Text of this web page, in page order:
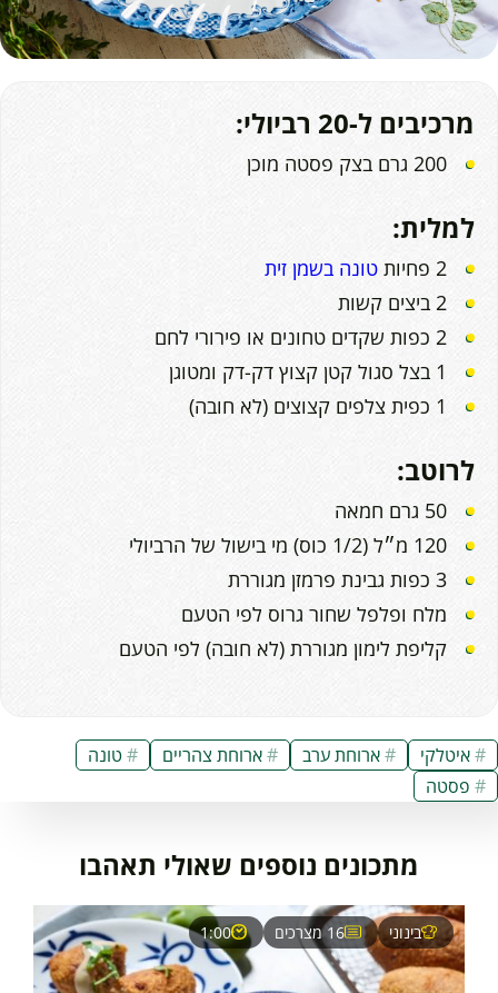
מרכיבים ל-20 רביולי:
200 גרם בצק פסטה מוכן
למלית:
2 פחיות
טונה בשמן זית
2 ביצים קשות
2 כפות שקדים טחונים או פירורי לחם
1 בצל סגול קטן קצוץ דק-דק ומטוגן
1 כפית צלפים קצוצים (לא חובה)
לרוטב:
50 גרם חמאה
120 מ״ל (1/2 כוס) מי בישול של הרביולי
3 כפות גבינת פרמזן מגוררת
מלח ופלפל שחור גרוס לפי הטעם
קליפת לימון מגוררת (לא חובה) לפי הטעם
איטלקי ארוחת ערב ארוחת צהריים
טונה
פסטה
מתכונים נוספים שאולי תאהבו
בינוני 16 מצרכים 1:00